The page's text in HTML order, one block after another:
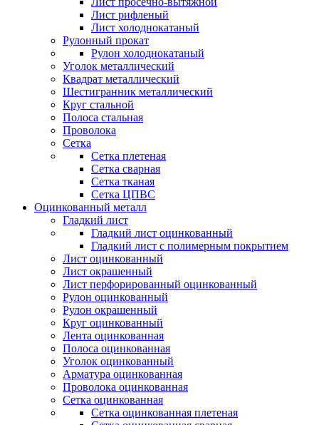
Лист рифленый
Лист холоднокатаный
Рулонный прокат
Рулон холоднокатаный
Уголок металлический
Квадрат металлический
Шестигранник металлический
Круг стальной
Полоса стальная
Проволока
Сетка
Сетка плетеная
Сетка сварная
Сетка тканая
Сетка ЦПВС
Оцинкованный металл
Гладкий лист
Гладкий лист оцинкованный
Гладкий лист с полимерным покрытием
Лист оцинкованный
Лист окрашенный
Лист перфорированный оцинкованный
Рулон оцинкованный
Рулон окрашенный
Круг оцинкованный
Лента оцинкованная
Полоса оцинкованная
Уголок оцинкованный
Арматура оцинкованная
Проволока оцинкованная
Сетка оцинкованная
Сетка оцинкованная плетеная